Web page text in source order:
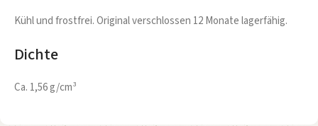
Kühl und frostfrei. Original verschlossen 12 Monate lagerfähig.
Dichte
Ca. 1,56 g/cm³